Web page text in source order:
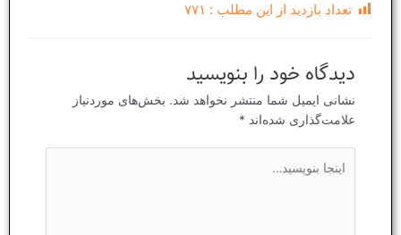
تعداد بازدید از این مطلب : ۷۷۱
دیدگاه‌ خود را بنویسید
نشانی ایمیل شما منتشر نخواهد شد. بخش‌های موردنیاز
علامت‌گذاری شده‌اند *
بنویسید…